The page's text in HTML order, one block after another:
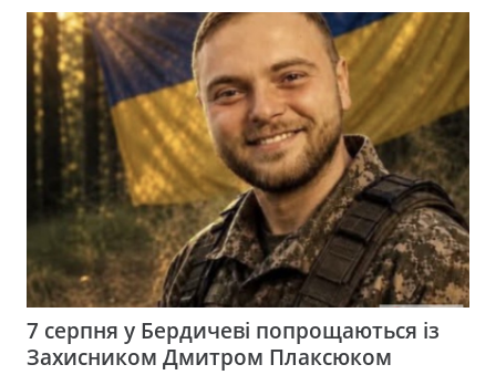
7 серпня у Бердичеві попрощаються із
Захисником Дмитром Плаксюком